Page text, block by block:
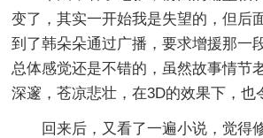
变了，其实一开始我是失望的，但后
到了韩朵朵通过广播，要求增援那一
总体感觉还是不错的，虽然故事情节
深邃，苍凉悲壮，在3D的效果下，也
回来后，又看了一遍小说，觉得